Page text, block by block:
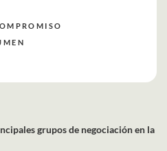
grupos de negociación en la